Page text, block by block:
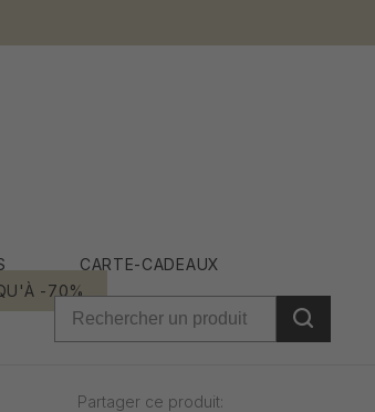
CARTE-CADEAUX
-70%
Partager ce produit: